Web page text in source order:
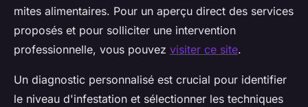
mites alimentaires. Pour un aperçu direct des services
proposés et pour solliciter une intervention
professionnelle, vous pouvez visiter ce site.
Un diagnostic personnalisé est crucial pour identifier
le niveau d'infestation et sélectionner les techniques